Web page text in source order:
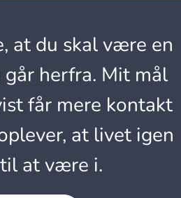
at du skal være en
går herfra. Mit mål
får mere kontakt
at livet igen
at være i.